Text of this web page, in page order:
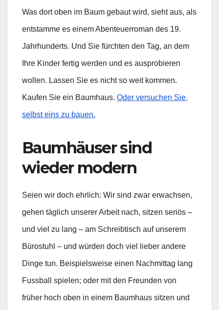
Was dort oben im Baum gebaut wird, sieht aus, als
entstamme es einem Abenteuerroman des 19.
Jahrhunderts. Und Sie fürchten den Tag, an dem
Ihre Kinder fertig werden und es ausprobieren
wollen. Lassen Sie es nicht so weit kommen.
Kaufen Sie ein Baumhaus. Oder versuchen Sie,
selbst eins zu bauen.
Baumhäuser sind
wieder modern
Seien wir doch ehrlich: Wir sind zwar erwachsen,
gehen täglich unserer Arbeit nach, sitzen seriös –
und viel zu lang – am Schreibtisch auf unserem
Bürostuhl – und würden doch viel lieber andere
Dinge tun. Beispielsweise einen Nachmittag lang
Fussball spielen; oder mit den Freunden von
früher hoch oben in einem Baumhaus sitzen und